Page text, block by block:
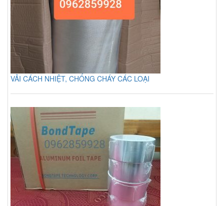
VẢI CÁCH NHIỆT, CHỐNG CHÁY CÁC LOẠI